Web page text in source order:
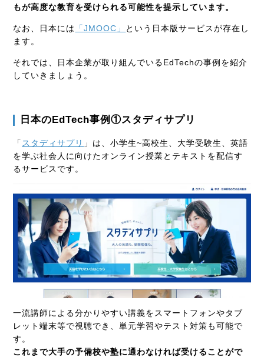
もが高度な教育を受けられる可能性を提示しています。
なお、日本には 「JMOOC 」
という日本版サービスが存在し
ます。
それでは、日本企業が取り組んでいるEdTechの事例を紹介
していきましょう。
日本のEdTech事例①スタディサプリ
「 スタディサプリ 」は、小学生~高校生、大学受験生、英語
を学ぶ社会人に向けたオンライン授業とテキストを配信す
るサービスです。
一流講師による分かりやすい講義をスマートフォンやタブ
レット端末等で視聴でき、単元学習やテスト対策も可能で
す。
これまで大手の予備校や塾に通わなければ受けることがで